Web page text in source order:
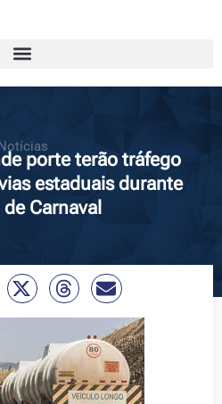
porte terão tráfego
estaduais durante
Carnaval